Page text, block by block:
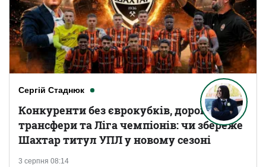
Сергій Стаднюк
3 серпня 08:14
Конкуренти без єврокубків, дорогі
трансфери та Ліга чемпіонів: чи збереже
Шахтар титул УПЛ у новому сезоні